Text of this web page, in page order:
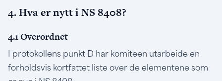
4. Hva er nytt i NS 8408?
4.1 Overordnet
I protokollens punkt D har komiteen utarbeide en
forholdsvis kortfattet liste over de elementene som